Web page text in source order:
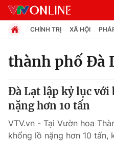
Chuyên mục
Chính trị
Xã hội
CHÍNH TRỊ XÃ HỘI
thành phố Đà
Đà Lạt lập kỷ lục với
nặng hơn 10 tấn
VTV.vn - Tại Vườn hoa
khổng lồ nặng hơn 10